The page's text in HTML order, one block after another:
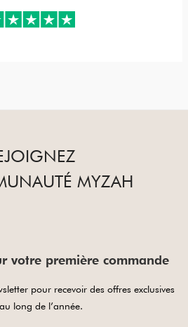
MYZAH
votre première commande
pour recevoir des offres exclusives
long de l’année.